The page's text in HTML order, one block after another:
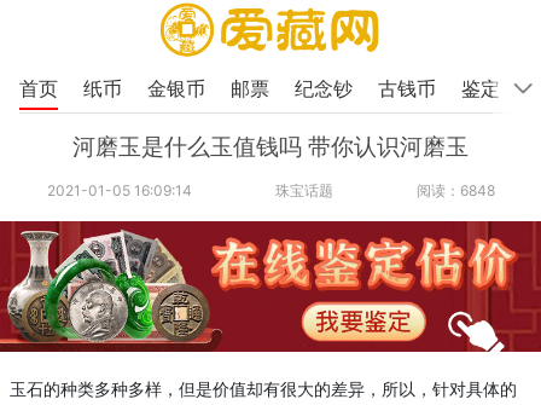
首页 纸币 金银币 邮票 纪念钞 古钱币 鉴定
河磨玉是什么玉值钱吗 带你认识河磨玉
2021-01-05 16:09:14 珠宝话题 阅读：6848
玉石的种类多种多样，但是价值却有很大的差异，所以，针对具体的